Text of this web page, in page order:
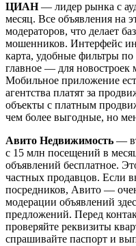
ЦИАН— лидер рынка с
месяц. Все объявления на
модераторов, что делает
мошенников. Интерфейс
карта, удобные фильтры
главное — для новостроек
Мобильное приложение
агентства платят за
объекты с платным
чем более выгодные, но
Авито Недвижимость —
с 15 млн посещений в
объявлений бесплатное.
частных продавцов. Если
посредников, Авито —
модерации объявлений
предложений. Перед
проверяйте реквизиты
спрашивайте паспорт и